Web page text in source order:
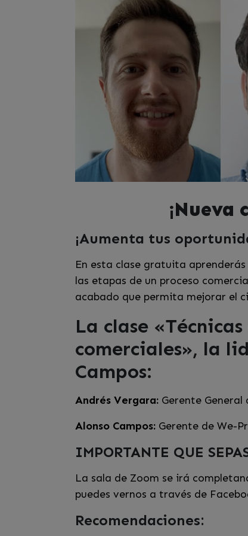
¡Nueva
¡Aumenta tus
En esta clase gratuita
las etapas de un proceso
acabado que permita mejorar el
La clase
comerciales», la
Campos:
Andrés Vergara: Gerente General
Alonso Campos: Gerente de We-
IMPORTANTE QUE
La sala de Zoom se irá
puedes vernos a través de
Recomendaciones: